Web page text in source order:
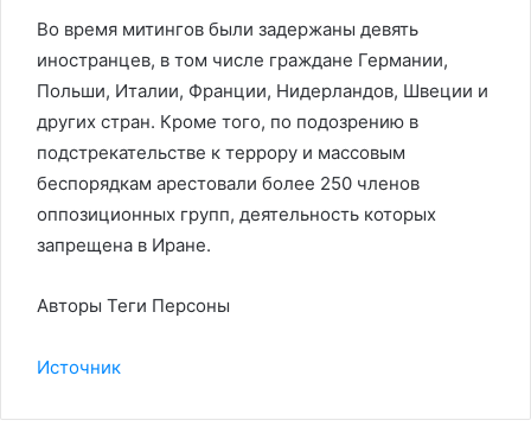
Во время митингов были задержаны девять
иностранцев, в том числе граждане Германии,
Польши, Италии, Франции, Нидерландов, Швеции и
других стран. Кроме того, по подозрению в
подстрекательстве к террору и массовым
беспорядкам арестовали более 250 членов
оппозиционных групп, деятельность которых
запрещена в Иране.
Авторы Теги Персоны
Источник